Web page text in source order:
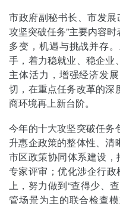
市政府副秘书长、市发
攻坚突破任务”主要内容
多变，机遇与挑战并存
手，着力稳就业、稳企业
主体活力，增强经济发
切，在重点任务改革的深
商环境再上新台阶。
今年的十大攻坚突破任务
升惠企政策的整体性、
市区政策协同体系建设，
专家评审；优化涉企行政
上，努力做到“查得少、
管场景为主的联合检查